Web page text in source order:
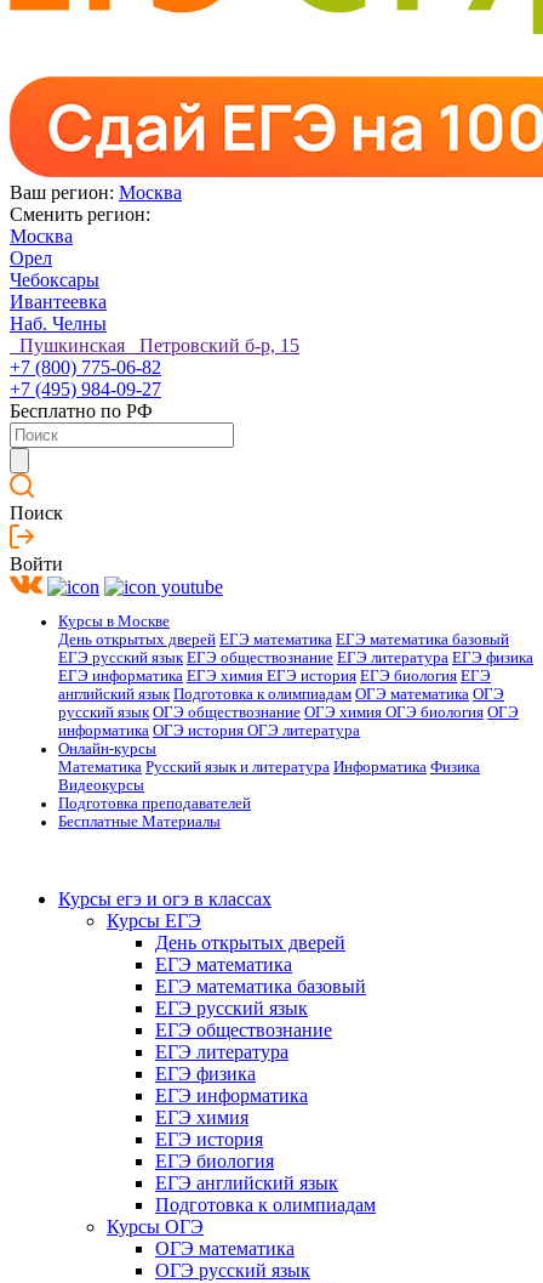
Ваш регион: Москва
Сменить регион:
Москва
Орел
Чебоксары
Ивантеевка
Наб. Челны
Пушкинская Петровский б-р, 15
+7 (800) 775-06-82
+7 (495) 984-09-27
Бесплатно по РФ
Поиск
Войти
Курсы в Москве
День открытых дверей ЕГЭ математика ЕГЭ математика базовый
ЕГЭ русский язык ЕГЭ обществознание ЕГЭ литература ЕГЭ физика
ЕГЭ информатика ЕГЭ химия ЕГЭ история ЕГЭ биология ЕГЭ
английский язык Подготовка к олимпиадам ОГЭ математика ОГЭ
русский язык ОГЭ обществознание ОГЭ химия ОГЭ биология ОГЭ
информатика ОГЭ история ОГЭ литература
Онлайн-курсы
Математика Русский язык и литература Информатика Физика
Видеокурсы
Подготовка преподавателей
Бесплатные Материалы
Курсы егэ и огэ в классах
Курсы ЕГЭ
День открытых дверей
ЕГЭ математика
ЕГЭ математика базовый
ЕГЭ русский язык
ЕГЭ обществознание
ЕГЭ литература
ЕГЭ физика
ЕГЭ информатика
ЕГЭ химия
ЕГЭ история
ЕГЭ биология
ЕГЭ английский язык
Подготовка к олимпиадам
Курсы ОГЭ
ОГЭ математика
ОГЭ русский язык